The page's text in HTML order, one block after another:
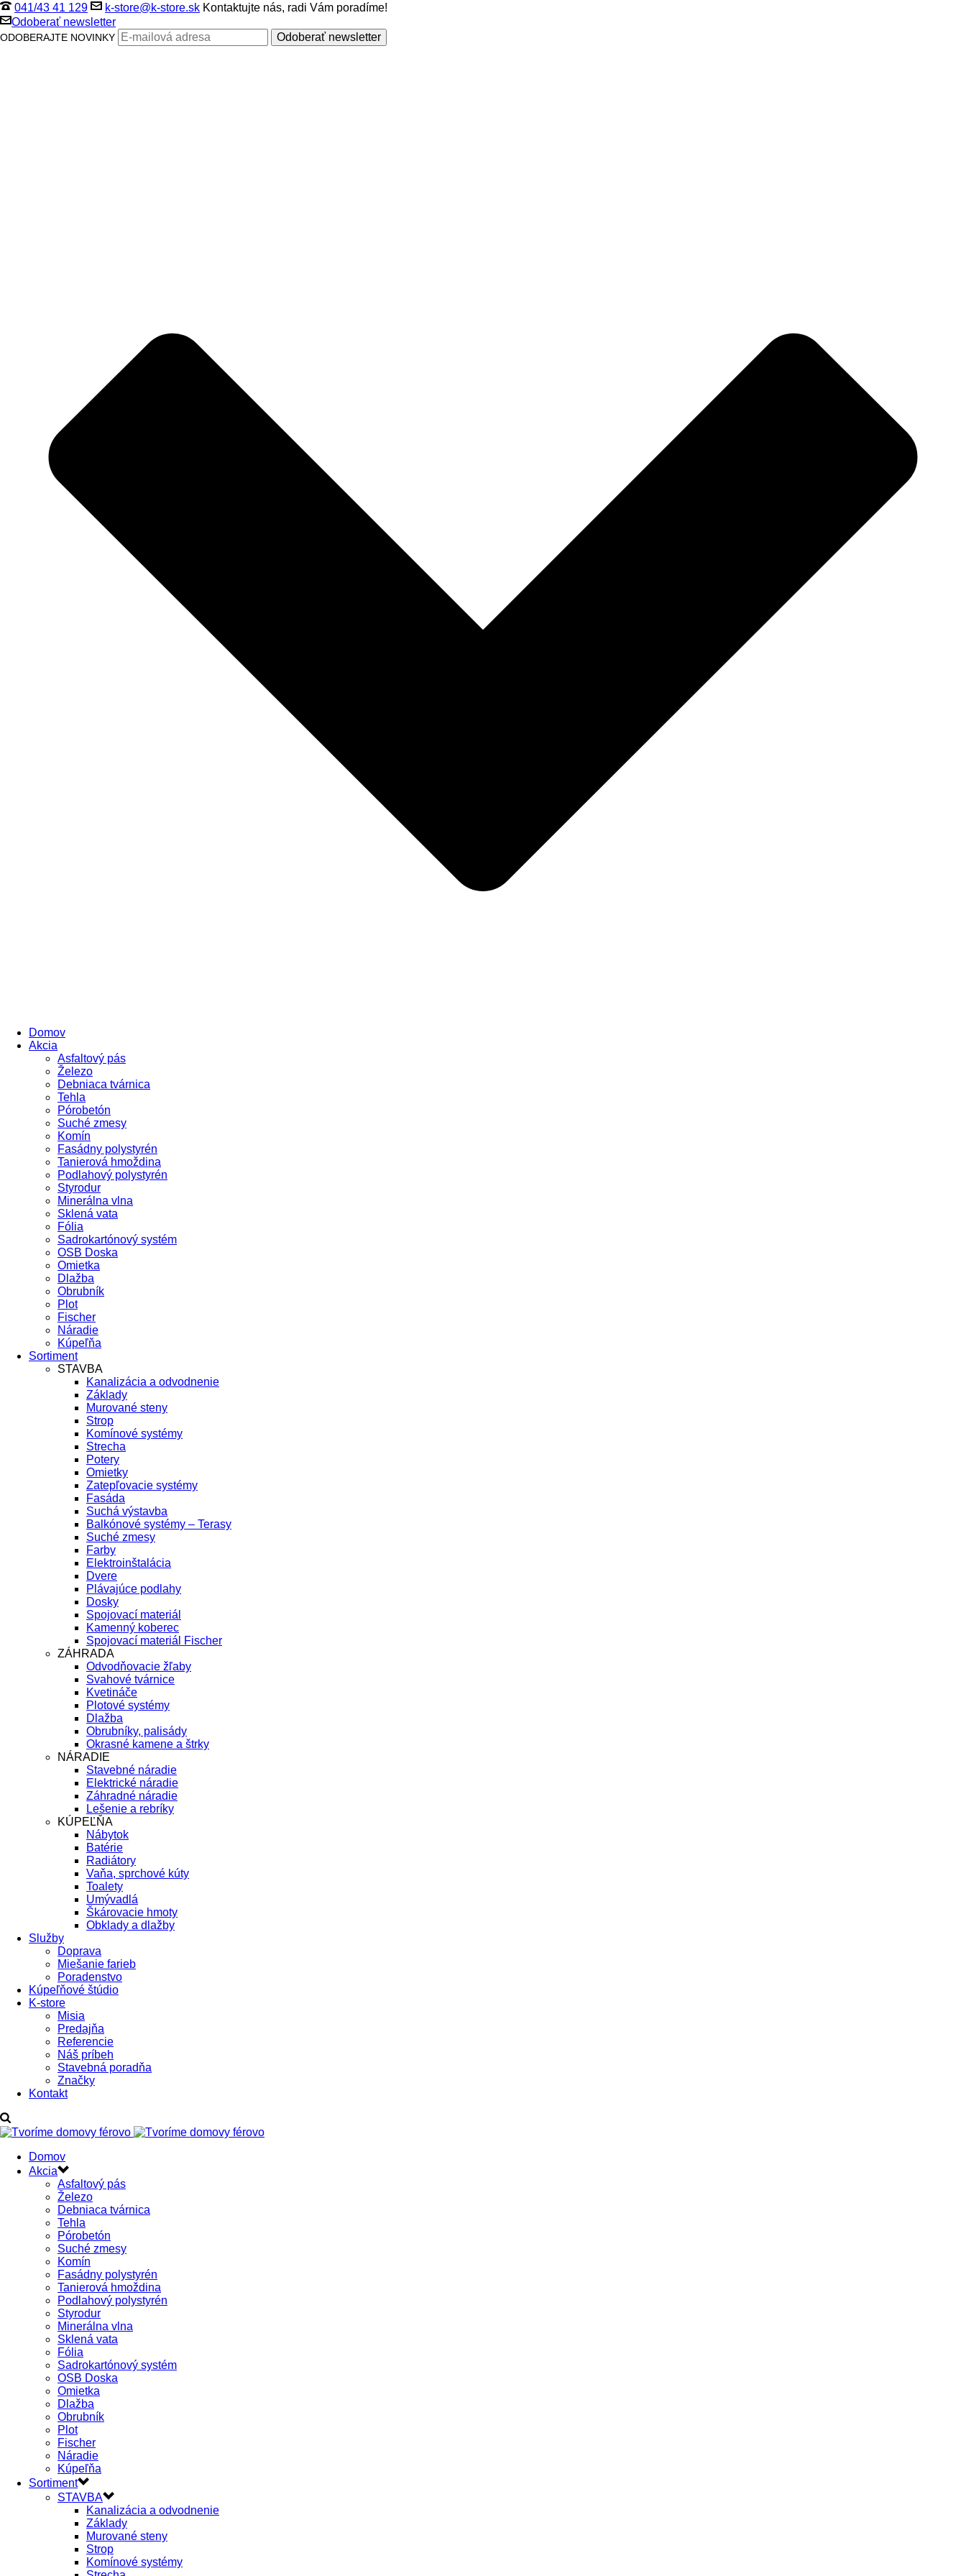
041/43 41 129 k-store@k-store.sk Kontaktujte nás, radi Vám poradíme!
Odoberať newsletter
ODOBERAJTE NOVINKY
Domov
Akcia
Asfaltový pás
Železo
Debniaca tvárnica
Tehla
Pórobetón
Suché zmesy
Komín
Fasádny polystyrén
Tanierová hmoždina
Podlahový polystyrén
Styrodur
Minerálna vlna
Sklená vata
Fólia
Sadrokartónový systém
OSB Doska
Omietka
Dlažba
Obrubník
Plot
Fischer
Náradie
Kúpeľňa
Sortiment
STAVBA
Kanalizácia a odvodnenie
Základy
Murované steny
Strop
Komínové systémy
Strecha
Potery
Omietky
Zatepľovacie systémy
Fasáda
Suchá výstavba
Balkónové systémy – Terasy
Suché zmesy
Farby
Elektroinštalácia
Dvere
Plávajúce podlahy
Dosky
Spojovací materiál
Kamenný koberec
Spojovací materiál Fischer
ZÁHRADA
Odvodňovacie žľaby
Svahové tvárnice
Kvetináče
Plotové systémy
Dlažba
Obrubníky, palisády
Okrasné kamene a štrky
NÁRADIE
Stavebné náradie
Elektrické náradie
Záhradné náradie
Lešenie a rebríky
KÚPEĽŇA
Nábytok
Batérie
Radiátory
Vaňa, sprchové kúty
Toalety
Umývadlá
Škárovacie hmoty
Obklady a dlažby
Služby
Doprava
Miešanie farieb
Poradenstvo
Kúpeľňové štúdio
K-store
Misia
Predajňa
Referencie
Náš príbeh
Stavebná poradňa
Značky
Kontakt
Domov
Akcia
Asfaltový pás
Železo
Debniaca tvárnica
Tehla
Pórobetón
Suché zmesy
Komín
Fasádny polystyrén
Tanierová hmoždina
Podlahový polystyrén
Styrodur
Minerálna vlna
Sklená vata
Fólia
Sadrokartónový systém
OSB Doska
Omietka
Dlažba
Obrubník
Plot
Fischer
Náradie
Kúpeľňa
Sortiment
STAVBA
Kanalizácia a odvodnenie
Základy
Murované steny
Strop
Komínové systémy